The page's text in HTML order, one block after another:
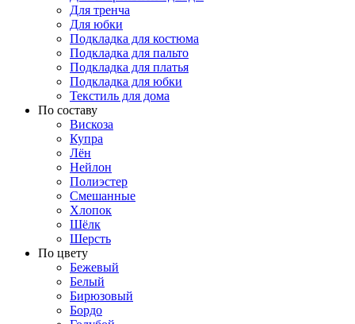
Для тренча
Для юбки
Подкладка для костюма
Подкладка для пальто
Подкладка для платья
Подкладка для юбки
Текстиль для дома
По составу
Вискоза
Купра
Лён
Нейлон
Полиэстер
Смешанные
Хлопок
Шёлк
Шерсть
По цвету
Бежевый
Белый
Бирюзовый
Бордо